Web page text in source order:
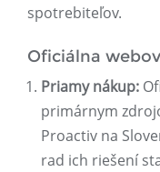
spotrebiteľov.
Oficiálna
Priamy nákup:
primárnym
Proactiv na
rad ich riešení